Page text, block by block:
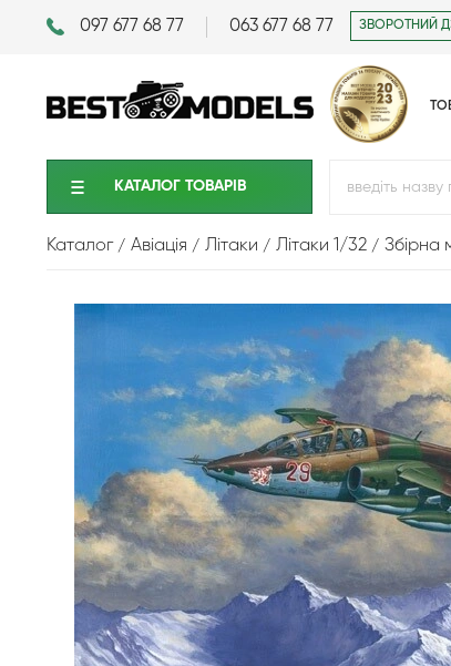
097 677 68 77 063 677 68 77 ЗВОРОТНИЙ
КАТАЛОГ ТОВАРIВ
Каталог Авіація Літаки Літаки 1/32 Збірна